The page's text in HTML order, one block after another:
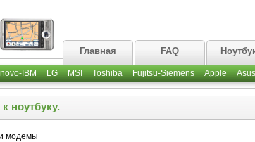
Главная FAQ
IBM LG MSI Toshiba Fujitsu-Siemens Apple Asus
ноутбуку.
модемы